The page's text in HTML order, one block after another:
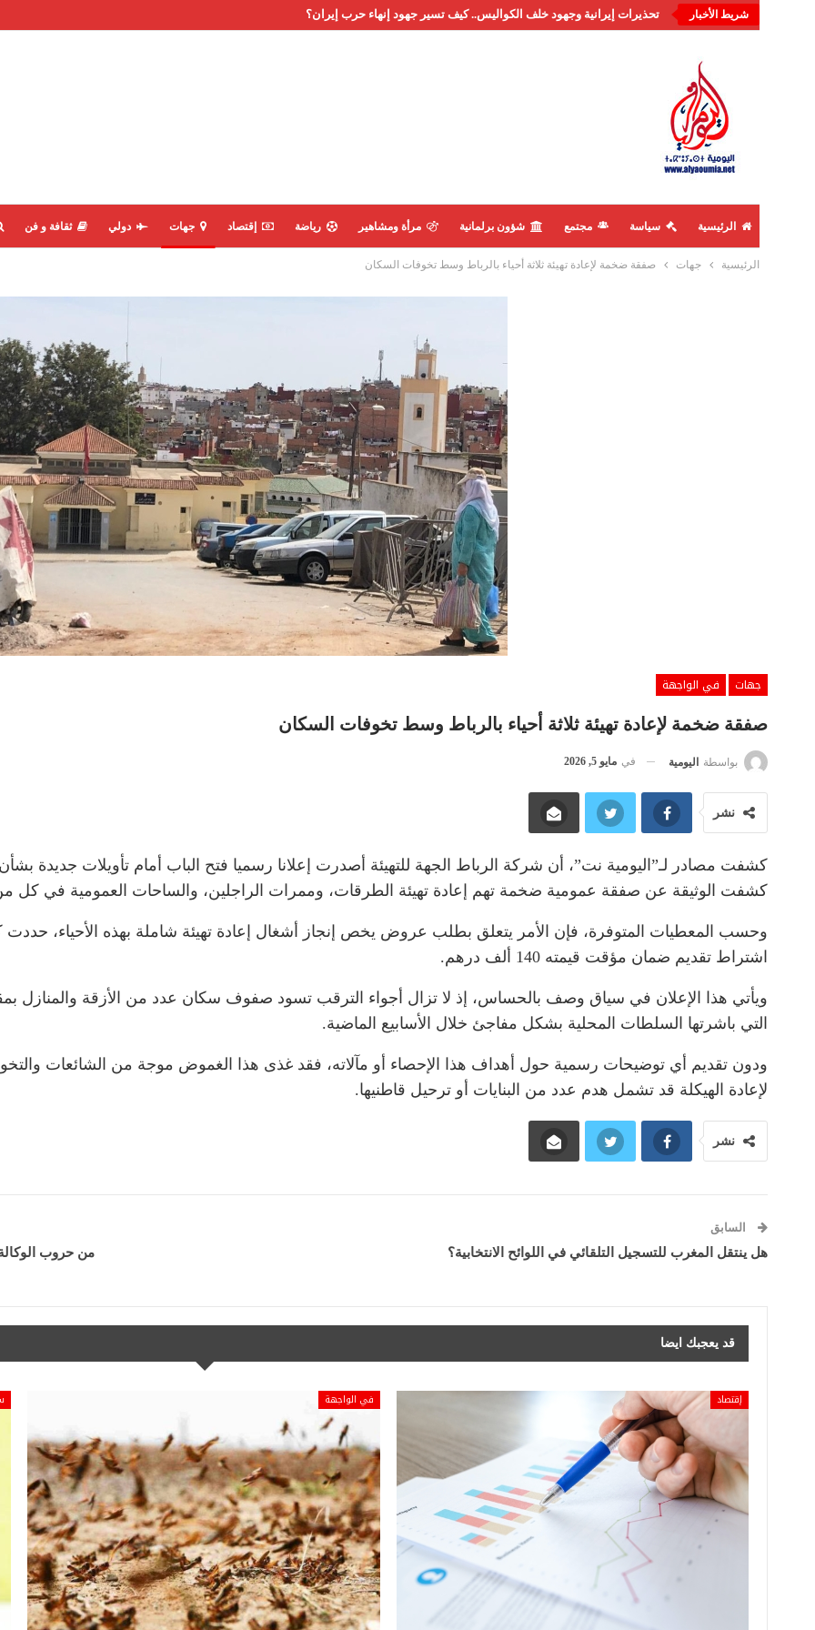
شريط الأخبار تحذيرات إيرانية وجهود خلف الكواليس.. كيف تسير جهود إنهاء حرب إيران؟
الرئيسية سياسة مجتمع شؤون برلمانية مرأة ومشاهير رياضة إقتصاد جهات دولي ثقافة و فن
الرئيسية جهات صفقة ضخمة لإعادة تهيئة ثلاثة أحياء بالرباط وسط تخوفات السكان
جهات
في الواجهة
صفقة ضخمة لإعادة تهيئة ثلاثة أحياء بالرباط وسط تخوفات السكان
بواسطة اليومية في مايو 5, 2026
نشر
كشفت مصادر لـ”اليومية نت”، أن شركة الرباط الجهة للتهيئة أصدرت إعلانا رسميا فتح الباب أمام تأويلات جديدة
كشفت الوثيقة عن صفقة عمومية ضخمة تهم إعادة تهيئة الطرقات، وممرات الراجلين، والساحات العمومية في
اشتراط تقديم ضمان مؤقت قيمته 140 ألف درهم.
ويأتي هذا الإعلان في سياق وصف بالحساس، إذ لا تزال أجواء الترقب تسود صفوف سكان عدد من الأزقة والمنازل
التي باشرتها السلطات المحلية بشكل مفاجئ خلال الأسابيع الماضية.
ودون تقديم أي توضيحات رسمية حول أهداف هذا الإحصاء أو مآلاته، فقد غذى هذا الغموض موجة من الشائعات
لإعادة الهيكلة قد تشمل هدم عدد من البنايات أو ترحيل قاطنيها.
نشر
السابق
هل ينتقل المغرب للتسجيل التلقائي في اللوائح الانتخابية؟ من حروب
قد يعجبك ايضا
إقتصاد في الواجهة